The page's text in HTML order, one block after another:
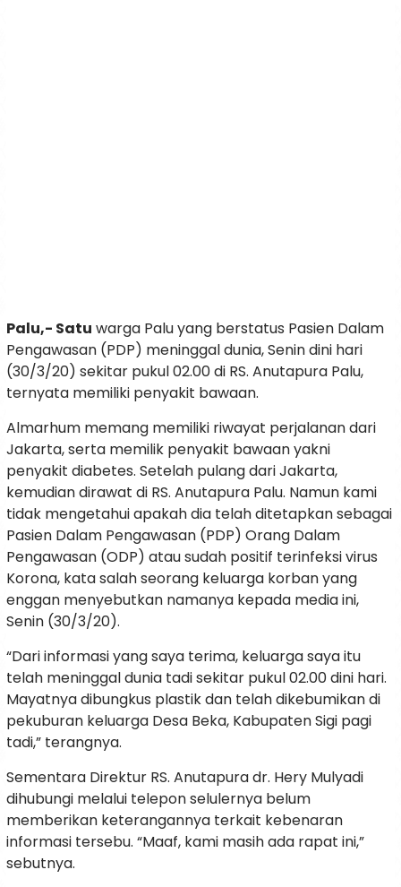
Palu,- Satu warga Palu yang berstatus Pasien Dalam
Pengawasan (PDP) meninggal dunia, Senin dini hari
(30/3/20) sekitar pukul 02.00 di RS. Anutapura Palu,
ternyata memiliki penyakit bawaan.
Almarhum memang memiliki riwayat perjalanan dari
Jakarta, serta memilik penyakit bawaan yakni
penyakit diabetes. Setelah pulang dari Jakarta,
kemudian dirawat di RS. Anutapura Palu. Namun kami
tidak mengetahui apakah dia telah ditetapkan sebagai
Pasien Dalam Pengawasan (PDP) Orang Dalam
Pengawasan (ODP) atau sudah positif terinfeksi virus
Korona, kata salah seorang keluarga korban yang
enggan menyebutkan namanya kepada media ini,
Senin (30/3/20).
“Dari informasi yang saya terima, keluarga saya itu
telah meninggal dunia tadi sekitar pukul 02.00 dini hari.
Mayatnya dibungkus plastik dan telah dikebumikan di
pekuburan keluarga Desa Beka, Kabupaten Sigi pagi
tadi,” terangnya.
Sementara Direktur RS. Anutapura dr. Hery Mulyadi
dihubungi melalui telepon selulernya belum
memberikan keterangannya terkait kebenaran
informasi tersebu. “Maaf, kami masih ada rapat ini,”
sebutnya.